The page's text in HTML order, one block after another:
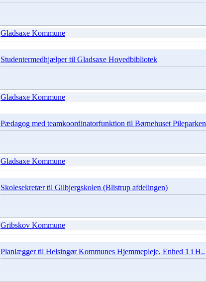
Gladsaxe Kommune
Studentermedhjælper til Gladsaxe Hovedbibliotek
Gladsaxe Kommune
Pædagog med teamkoordinatorfunktion til Børnehuset Pileparken
Gladsaxe Kommune
Skolesekretær til Gilbjergskolen (Blistrup afdelingen)
Gribskov Kommune
Planlægger til Helsingør Kommunes Hjemmepleje, Enhed 1 i H..